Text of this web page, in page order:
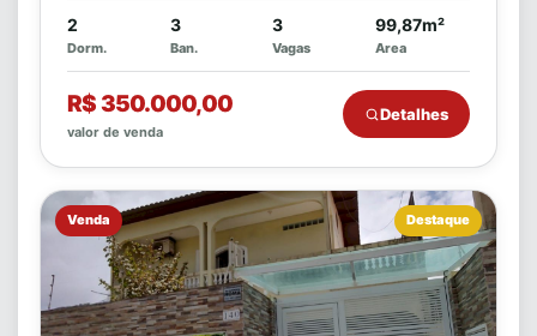
2
Dorm.
3
Ban.
3
Vagas
99,87m²
Area
R$ 350.000,00
valor de venda
Detalhes
Venda Destaque